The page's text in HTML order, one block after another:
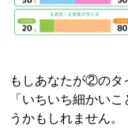
もしあなたが②のタ
「いちいち細かい
うかもしれません。